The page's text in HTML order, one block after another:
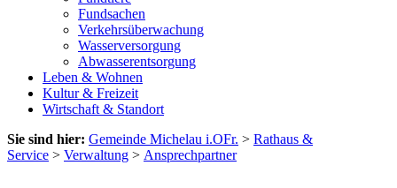
Fundsachen
Verkehrsüberwachung
Wasserversorgung
Abwasserentsorgung
Leben & Wohnen
Kultur & Freizeit
Wirtschaft & Standort
Sie sind hier: Gemeinde Michelau i.OFr. > Rathaus &
Service > Verwaltung > Ansprechpartner